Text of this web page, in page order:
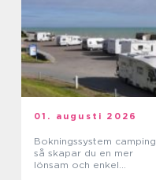
01. augusti 2026
Bokningssystem camping
så skapar du en mer
lönsam och enkel